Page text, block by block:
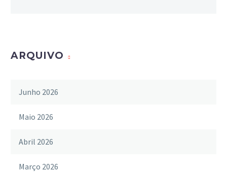
ARQUIVO
Junho 2026
Maio 2026
Abril 2026
Março 2026